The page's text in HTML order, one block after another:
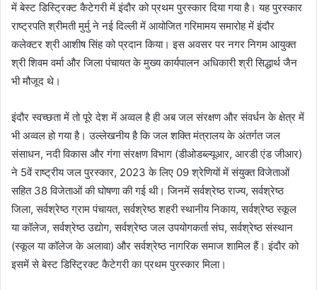
में बेस्ट डिस्ट्रिक्ट कैटेगरी में इंदौर को प्रथम पुरस्कार दिया गया है। यह पुरस्कार
राष्ट्रपति श्रीमती मुर्मु ने नई दिल्ली में आयोजित गरिमामय समारोह में इंदौर
कलेक्टर श्री आशीष सिंह को प्रदान किया। इस अवसर पर नगर निगम आयुक्त
श्री शिवम वर्मा और जिला पंचायत के मुख्य कार्यपालन अधिकारी श्री सिद्धार्थ जैन
भी मौजूद थे।
इंदौर स्वच्छता में तो पूरे देश में अव्वल है ही अब जल संरक्षण और संवर्धन के क्षेत्र में
भी अव्वल हो गया है। उल्लेखनीय है कि जल शक्ति मंत्रालय के अंतर्गत जल
संसाधन, नदी विकास और गंगा संरक्षण विभाग (डीओडब्ल्यूआर, आरडी एंड जीआर)
ने 5वें राष्ट्रीय जल पुरस्कार, 2023 के लिए 09 श्रेणियों में संयुक्त विजेताओं
सहित 38 विजेताओं की घोषणा की गई थी। जिनमें सर्वश्रेष्ठ राज्य, सर्वश्रेष्ठ
जिला, सर्वश्रेष्ठ ग्राम पंचायत, सर्वश्रेष्ठ शहरी स्थानीय निकाय, सर्वश्रेष्ठ स्कूल
या कॉलेज, सर्वश्रेष्ठ उद्योग, सर्वश्रेष्ठ जल उपयोगकर्ता संघ, सर्वश्रेष्ठ संस्थान
(स्कूल या कॉलेज के अलावा) और सर्वश्रेष्ठ नागरिक समाज शामिल हैं। इंदौर को
इसमें से बेस्ट डिस्ट्रिक्ट कैटेगरी का प्रथम पुरस्कार मिला।